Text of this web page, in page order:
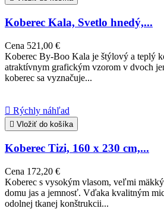
Koberec Kala, Svetlo hnedý,...
Cena 521,00 €
Koberec By-Boo Kala je štýlový a teplý
atraktívnym grafickým vzorom v dvoch
koberec sa vyznačuje...
 Rýchly náhľad
 Vložiť do košíka
Koberec Tizi, 160 x 230 cm,...
Cena 172,20 €
Koberec s vysokým vlasom, veľmi
domu jas a jemnosť. Vďaka kvalitným
odolnej tkanej konštrukcii...